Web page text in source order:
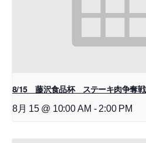
8/15 藤沢食品杯 ステーキ肉争奪戦
8月 15 @ 10:00 AM - 2:00 PM